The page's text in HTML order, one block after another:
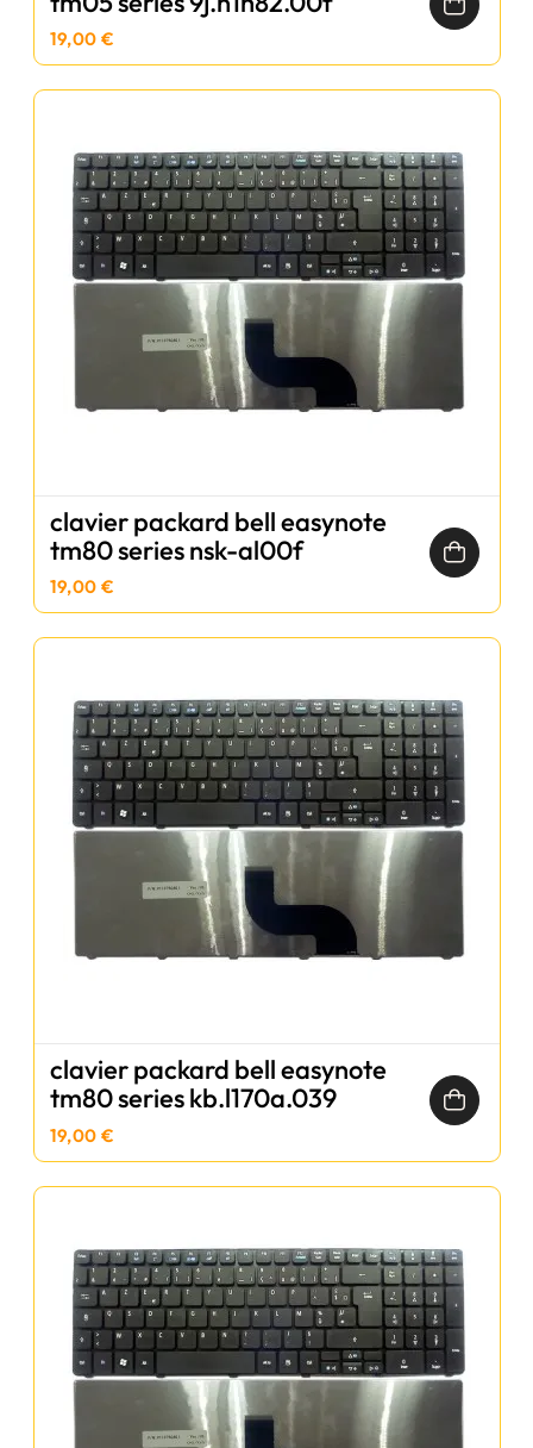
19,00 €
clavier packard bell easynote
tm80 series nsk-al00f
19,00 €
clavier packard bell easynote
tm80 series kb.l170a.039
19,00 €